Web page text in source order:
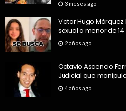
3 meses ago
Victor Hugo
sexual a menor de
2 años ago
Octavio Ascencio
Judicial que
4 años ago